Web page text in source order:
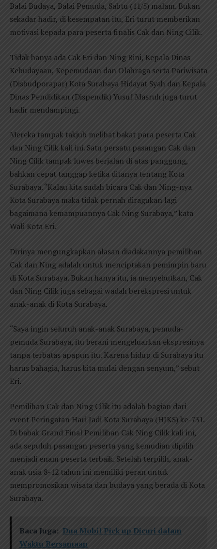
Balai Budaya, Balai Pemuda, Sabtu (11/5) malam. Bukan
sekadar hadir, di kesempatan itu, Eri turut memberikan
motivasi kepada para peserta finalis Cak dan Ning Cilik.
Tidak hanya ada Cak Eri dan Ning Rini, Kepala Dinas
Kebudayaan, Kepemudaan dan Olahraga serta Pariwisata
(Disbudporapar) Kota Surabaya Hidayat Syah dan Kepala
Dinas Pendidikan (Dispendik) Yusuf Masruh juga turut
hadir mendampingi.
Mereka tampak takjub melihat bakat para peserta Cak
dan Ning Cilik kali ini. Satu persatu pasangan Cak dan
Ning Cilik tampak luwes berjalan di atas panggung,
bahkan cepat tanggap ketika ditanya tentang Kota
Surabaya. “Kalau kita sudah bicara Cak dan Ning-nya
Kota Surabaya maka tidak pernah diragukan lagi
bagaimana kemampuannya Cak Ning Surabaya,” kata
Wali Kota Eri.
Dirinya mengungkapkan alasan diadakannya pemilihan
Cak dan Ning adalah untuk menciptakan pemimpin baru
di Kota Surabaya. Bukan hanya itu, ia menyebutkan, Cak
dan Ning Cilik juga sebagai wadah berekspresi untuk
anak-anak di Kota Surabaya.
“Saya ingin seluruh anak-anak Surabaya, pemuda-
pemuda Surabaya, itu berani mengeluarkan ekspresinya
tanpa terbatas apapun itu. Karena hidup di Surabaya itu
harus bahagia, harus kita mulai dengan senyum,” sebut
Eri.
Pemilihan Cak dan Ning Cilik itu adalah bagian dari
event Peringatan Hari Jadi Kota Surabaya (HJKS) ke-731.
Di babak Grand Final Pemilihan Cak Ning Cilik kali ini,
ada sepuluh pasangan peserta yang kemudian dipilih
menjadi enam peserta terbaik. Setelah terpilih, anak-
anak usia 8-12 tahun ini memiliki peran untuk
mempromosikan wisata dan budaya yang berada di Kota
Surabaya.
Baca Juga: Dua Mobil Pick up Dicuri dalam
Waktu Bersamaan